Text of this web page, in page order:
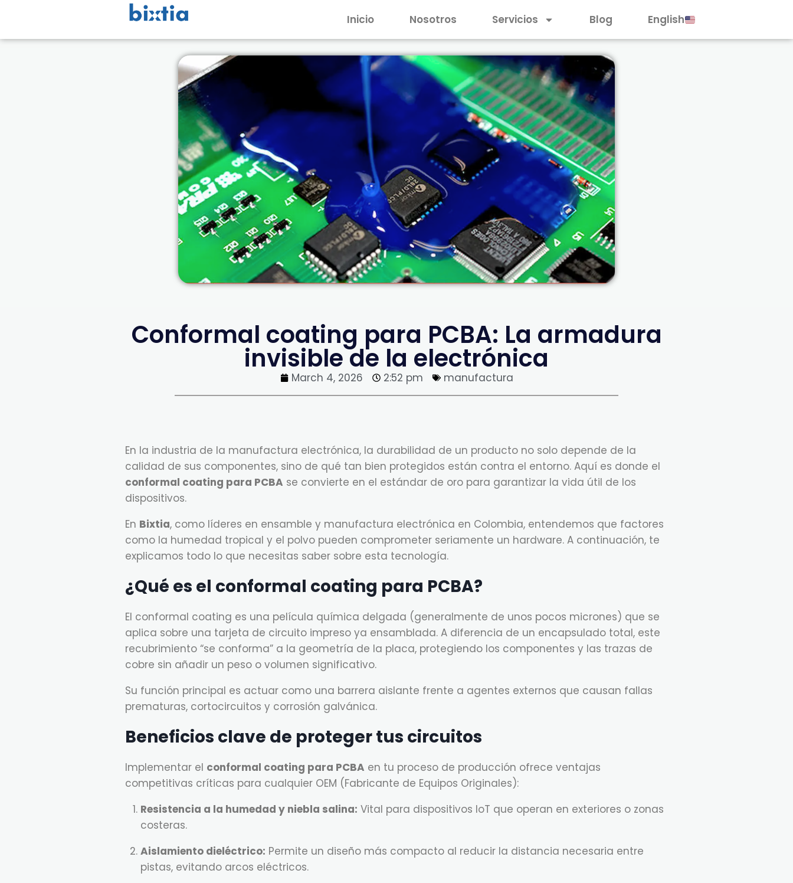
Inicio Nosotros Servicios Blog English
Conformal coating para PCBA: La armadura
invisible de la electrónica
March 4, 2026 2:52 pm manufactura
En la industria de la manufactura electrónica, la durabilidad de un producto no solo depende de la
calidad de sus componentes, sino de qué tan bien protegidos están contra el entorno. Aquí es donde el
conformal coating para PCBA se convierte en el estándar de oro para garantizar la vida útil de los
dispositivos.
En Bixtia, como líderes en ensamble y manufactura electrónica en Colombia, entendemos que factores
como la humedad tropical y el polvo pueden comprometer seriamente un hardware. A continuación, te
explicamos todo lo que necesitas saber sobre esta tecnología.
¿Qué es el conformal coating para PCBA?
El conformal coating es una película química delgada (generalmente de unos pocos micrones) que se
aplica sobre una tarjeta de circuito impreso ya ensamblada. A diferencia de un encapsulado total, este
recubrimiento “se conforma” a la geometría de la placa, protegiendo los componentes y las trazas de
cobre sin añadir un peso o volumen significativo.
Su función principal es actuar como una barrera aislante frente a agentes externos que causan fallas
prematuras, cortocircuitos y corrosión galvánica.
Beneficios clave de proteger tus circuitos
Implementar el conformal coating para PCBA en tu proceso de producción ofrece ventajas
competitivas críticas para cualquier OEM (Fabricante de Equipos Originales):
Resistencia a la humedad y niebla salina: Vital para dispositivos IoT que operan en exteriores o zonas
costeras.
Aislamiento dieléctrico: Permite un diseño más compacto al reducir la distancia necesaria entre
pistas, evitando arcos eléctricos.